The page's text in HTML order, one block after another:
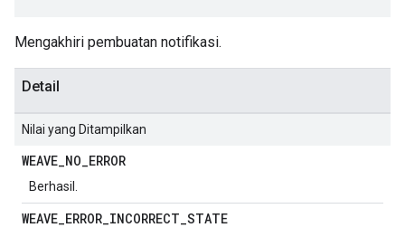
Mengakhiri pembuatan notifikasi.
Detail
Nilai yang Ditampilkan
WEAVE_NO_ERROR
Berhasil.
WEAVE_ERROR_INCORRECT_STATE